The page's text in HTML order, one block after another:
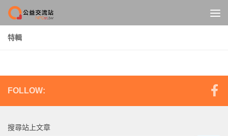
Skip to content
特輯
FOLLOW:
搜尋站上文章